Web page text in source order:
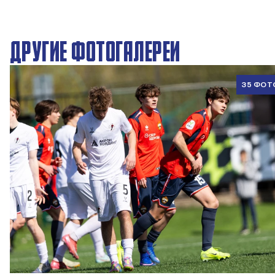
ДРУГИЕ ФОТОГАЛЕРЕИ
35
ЮФЛ U17 | ПФК ЦСКА - Акрон - Академия Коноплёва
26 АПРЕЛЯ 2026 18:11